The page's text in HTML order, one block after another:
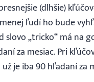
(dlhšie)
ľudí ho bude
slovo „tricko“ má na
za mesiac. Pri
je iba 90 hľadaní za